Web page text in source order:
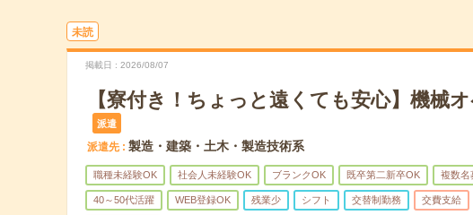
未読
掲載日 2026/08/07
【寮付き！ちょっと遠くても安心】機械
派遣
派遣先 製造・建築・土木・製造技術系
職種未経験OK 社会人未経験OK ブランクOK 既卒第二新卒OK 複数名
40～50代活躍 WEB登録OK 残業少 シフト 交替制勤務 交費支給